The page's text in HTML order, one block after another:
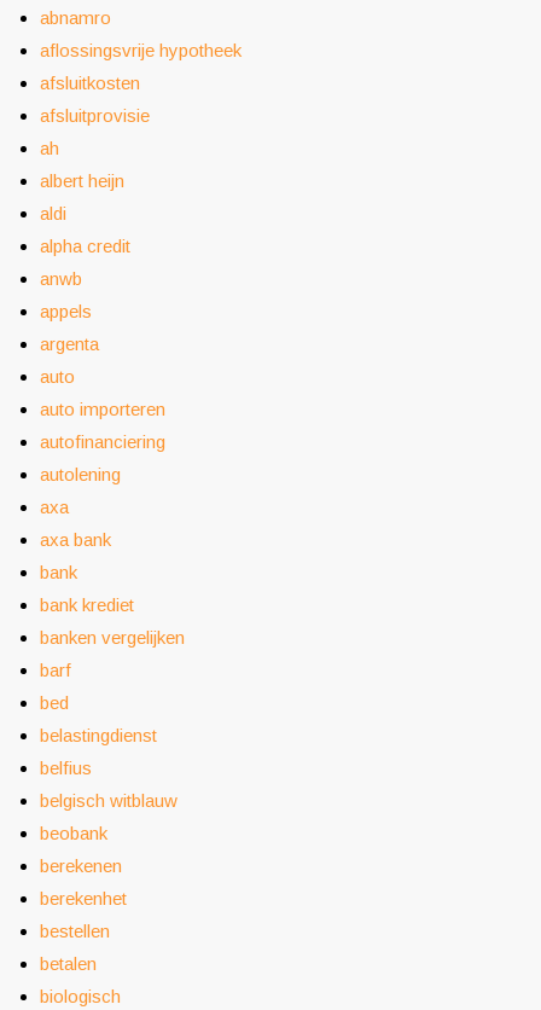
abnamro
aflossingsvrije hypotheek
afsluitkosten
afsluitprovisie
ah
albert heijn
aldi
alpha credit
anwb
appels
argenta
auto
auto importeren
autofinanciering
autolening
axa
axa bank
bank
bank krediet
banken vergelijken
barf
bed
belastingdienst
belfius
belgisch witblauw
beobank
berekenen
berekenhet
bestellen
betalen
biologisch